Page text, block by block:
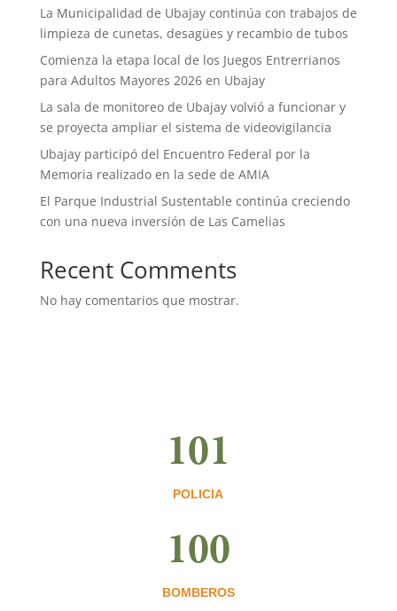
La Municipalidad de Ubajay continúa con trabajos de
limpieza de cunetas, desagües y recambio de tubos
Comienza la etapa local de los Juegos Entrerrianos
para Adultos Mayores 2026 en Ubajay
La sala de monitoreo de Ubajay volvió a funcionar y
se proyecta ampliar el sistema de videovigilancia
Ubajay participó del Encuentro Federal por la
Memoria realizado en la sede de AMIA
El Parque Industrial Sustentable continúa creciendo
con una nueva inversión de Las Camelias
Recent Comments
No hay comentarios que mostrar.
101
POLICIA
100
BOMBEROS